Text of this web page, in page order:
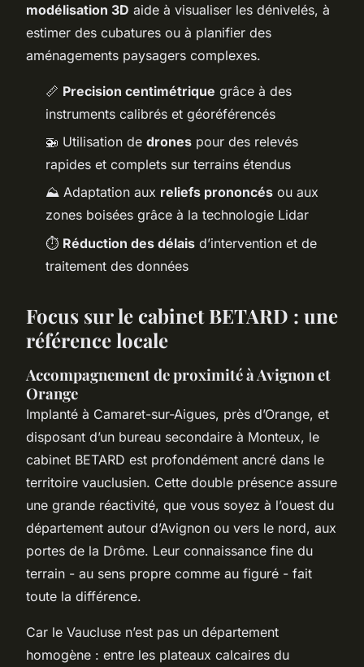
modélisation 3D aide à visualiser les dénivelés, à
estimer des cubatures ou à planifier des
aménagements paysagers complexes.
📏 Precision centimétrique grâce à des
instruments calibrés et géoréférencés
🚁 Utilisation de drones pour des relevés
rapides et complets sur terrains étendus
⛰️ Adaptation aux reliefs prononcés ou aux
zones boisées grâce à la technologie Lidar
⏱️ Réduction des délais d’intervention et de
traitement des données
Focus sur le cabinet BETARD : une
référence locale
Accompagnement de proximité à Avignon et
Orange
Implanté à Camaret-sur-Aigues, près d’Orange, et
disposant d’un bureau secondaire à Monteux, le
cabinet BETARD est profondément ancré dans le
territoire vauclusien. Cette double présence assure
une grande réactivité, que vous soyez à l’ouest du
département autour d’Avignon ou vers le nord, aux
portes de la Drôme. Leur connaissance fine du
terrain - au sens propre comme au figuré - fait
toute la différence.
Car le Vaucluse n’est pas un département
homogène : entre les plateaux calcaires du